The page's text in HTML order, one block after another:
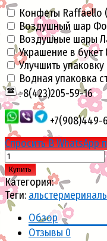
Конфеты Raffaello
Воздушный шар
Воздушные шары
Украшение в букет
Улучшить упаковку
Водная упаковка
: 8(423)205-59-16
+7(908)449-
Спросить В WhatsApp
Купить
Категория:
Теги: альстермерия
Обзор
Отзывы 0